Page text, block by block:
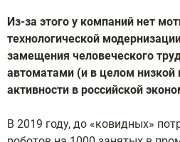
Из-за этого у компаний нет
технологической
замещения человеческого
автоматами (и в целом низкой
активности в российской
В 2019 году, до «ковидных»